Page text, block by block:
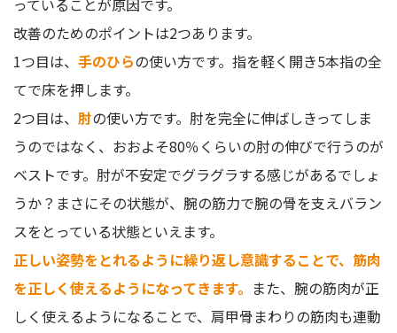
っていることが原因です。
改善のためのポイントは2つあります。
1つ目は、 手のひらの使い方です。指を軽く開き5本指の全
てで床を押します。
2つ目は、 肘の使い方です。肘を完全に伸ばしきってしま
うのではなく、おおよそ80％くらいの肘の伸びで行うのが
ベストです。肘が不安定でグラグラする感じがあるでしょ
うか？まさにその状態が、腕の筋力で腕の骨を支えバラン
スをとっている状態といえます。
正しい姿勢をとれるように繰り返し意識することで、筋肉
を正しく使えるようになってきます。 また、腕の筋肉が正
しく使えるようになることで、肩甲骨まわりの筋肉も連動